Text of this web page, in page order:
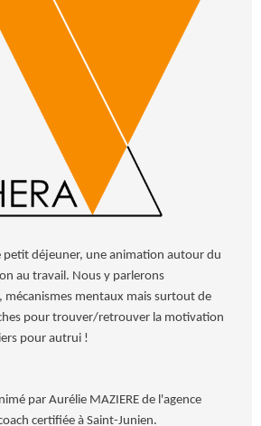
petit déjeuner, une animation autour du
au travail. Nous y parlerons
mécanismes mentaux mais surtout de
pour trouver/retrouver la motivation
pour autrui !
par Aurélie MAZIERE de l'agence
certifiée à Saint-Junien.